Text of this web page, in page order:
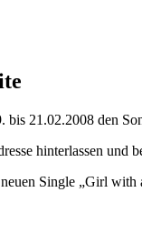
bis 21.02.2008 den
hinterlassen und
Single „Girl with